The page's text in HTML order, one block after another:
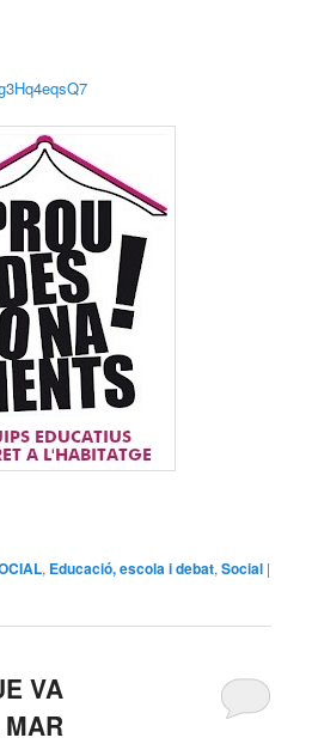
, Educació, escola i debat,Social |
VA